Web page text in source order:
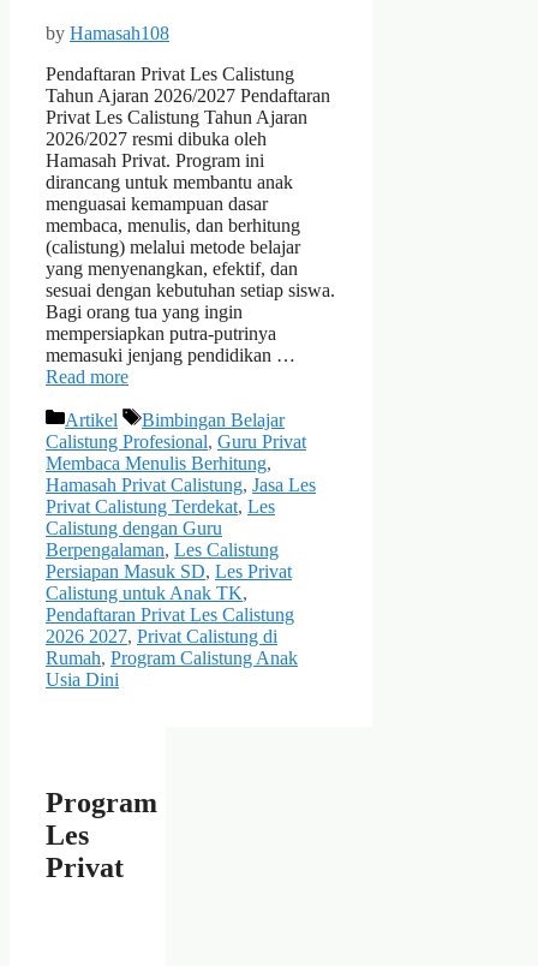
by Hamasah108
Pendaftaran Privat Les Calistung
Tahun Ajaran 2026/2027 Pendaftaran
Privat Les Calistung Tahun Ajaran
2026/2027 resmi dibuka oleh
Hamasah Privat. Program ini
dirancang untuk membantu anak
menguasai kemampuan dasar
membaca, menulis, dan berhitung
(calistung) melalui metode belajar
yang menyenangkan, efektif, dan
sesuai dengan kebutuhan setiap siswa.
Bagi orang tua yang ingin
mempersiapkan putra-putrinya
memasuki jenjang pendidikan …
Read more
Categories
Artikel Tags
Bimbingan Belajar
Calistung Profesional, Guru Privat
Membaca Menulis Berhitung,
Hamasah Privat Calistung, Jasa Les
Privat Calistung Terdekat, Les
Calistung dengan Guru
Berpengalaman, Les Calistung
Persiapan Masuk SD, Les Privat
Calistung untuk Anak TK,
Pendaftaran Privat Les Calistung
2026 2027, Privat Calistung di
Rumah, Program Calistung Anak
Usia Dini
Program
Les
Privat